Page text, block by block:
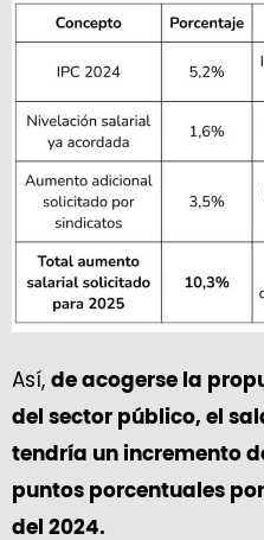
Así, de acogerse la
del sector público, el
tendría un incremento de
puntos porcentuales
del 2024.